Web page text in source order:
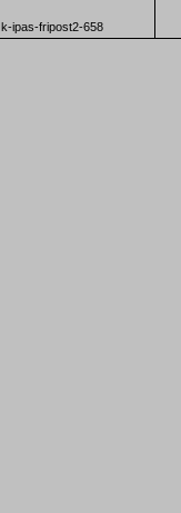
k-ipas-fripost2-658